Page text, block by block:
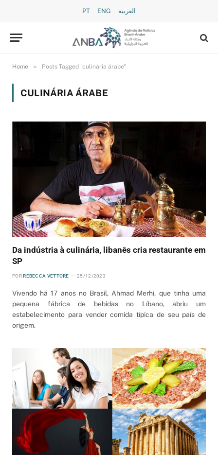
PT ENG العربية
Home » Posts Tagged "culinária árabe"
CULINÁRIA ÁRABE
Da indústria à culinária, libanês cria restaurante em
SP
POR REBECCA VETTORE 25/12/2023
Vivendo há 17 anos no Brasil, Ahmad Merhi, que tinha uma
pequena fábrica de bebidas no Líbano, abriu um
estabelecimento para vender comida típica de seu país de
origem.